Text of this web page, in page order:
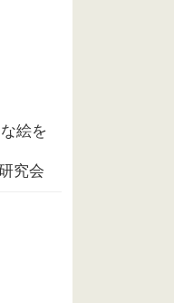
絵を
究会